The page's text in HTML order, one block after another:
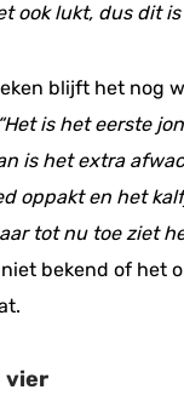
ook lukt, dus dit
blijft het nog
“Het is het eerste
is het extra
oppakt en het
tot nu toe ziet
bekend of het
vier